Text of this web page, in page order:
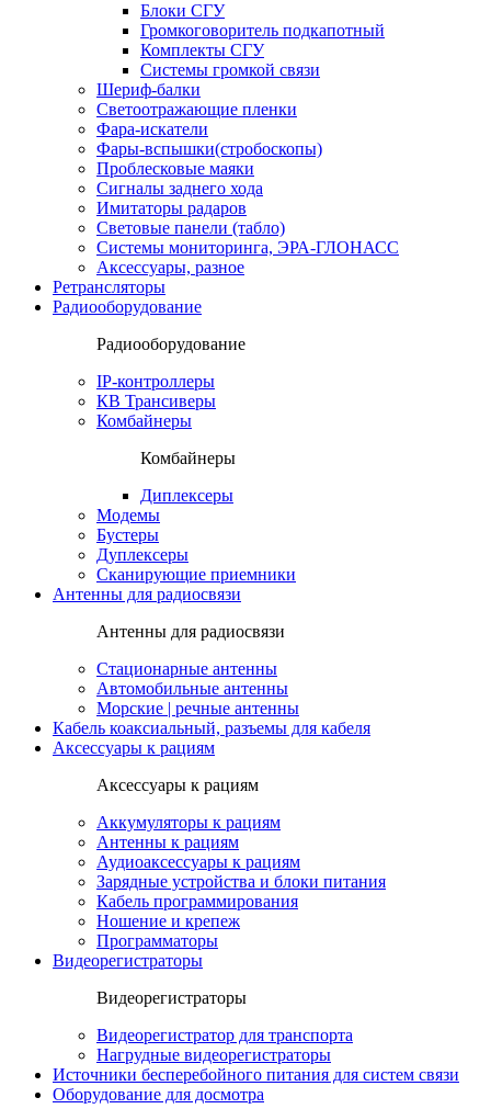
Блоки СГУ
Громкоговоритель подкапотный
Комплекты СГУ
Системы громкой связи
Шериф-балки
Светоотражающие пленки
Фара-искатели
Фары-вспышки(стробоскопы)
Проблесковые маяки
Сигналы заднего хода
Имитаторы радаров
Световые панели (табло)
Системы мониторинга, ЭРА-ГЛОНАСС
Аксессуары, разное
Ретрансляторы
Радиооборудование
Радиооборудование
IP-контроллеры
КВ Трансиверы
Комбайнеры
Комбайнеры
Диплексеры
Модемы
Бустеры
Дуплексеры
Сканирующие приемники
Антенны для радиосвязи
Антенны для радиосвязи
Стационарные антенны
Автомобильные антенны
Морские | речные антенны
Кабель коаксиальный, разъемы для кабеля
Аксессуары к рациям
Аксессуары к рациям
Аккумуляторы к рациям
Антенны к рациям
Аудиоаксессуары к рациям
Зарядные устройства и блоки питания
Кабель программирования
Ношение и крепеж
Программаторы
Видеорегистраторы
Видеорегистраторы
Видеорегистратор для транспорта
Нагрудные видеорегистраторы
Источники бесперебойного питания для систем связи
Оборудование для досмотра